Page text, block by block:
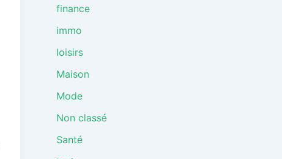
finance
immo
loisirs
Maison
Mode
Non classé
Santé